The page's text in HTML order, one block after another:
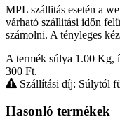
MPL szállitás esetén a
várható szállitási időn
számolni. A tényleges
A termék súlya 1.00 Kg,
300 Ft.
Szállítási díj: Súlytól
Hasonló termékek